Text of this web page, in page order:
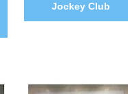
Jockey Club